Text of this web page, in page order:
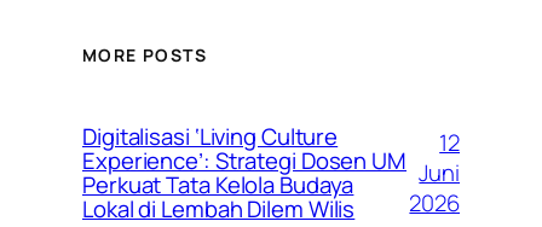
MORE POSTS
Digitalisasi ‘Living Culture
Experience’: Strategi Dosen UM
Perkuat Tata Kelola Budaya
Lokal di Lembah Dilem Wilis
12
Juni
2026